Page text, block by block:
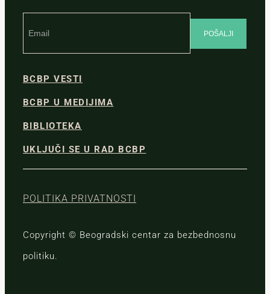
BCBP VESTI
BCBP U MEDIJIMA
BIBLIOTEKA
UKLJUČI SE U RAD BCBP
POLITIKA PRIVATNOSTI
Copyright © Beogradski centar za bezbednosnu
politiku.